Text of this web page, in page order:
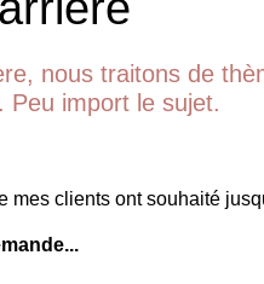
nous traitons de
Peu import le sujet.
mes clients ont souhaité